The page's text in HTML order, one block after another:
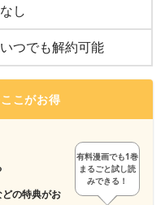
無料期間を過ぎて「U-
金を取られ続けるようなト
なし
いつでも解約可能
こがお得
の特典がお
有料漫画でも1巻
まるごと試し読
みできる！